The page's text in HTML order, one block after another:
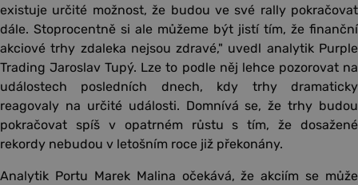
existuje určité možnost, že budou ve své rally pokračovat
dále. Stoprocentně si ale můžeme být jistí tím, že finanční
akciové trhy zdaleka nejsou zdravé," uvedl analytik Purple
Trading Jaroslav Tupý. Lze to podle něj lehce pozorovat na
událostech posledních dnech, kdy trhy dramaticky
reagovaly na určité události. Domnívá se, že trhy budou
pokračovat spíš v opatrném růstu s tím, že dosažené
rekordy nebudou v letošním roce již překonány.
Analytik Portu Marek Malina očekává, že akciím se může